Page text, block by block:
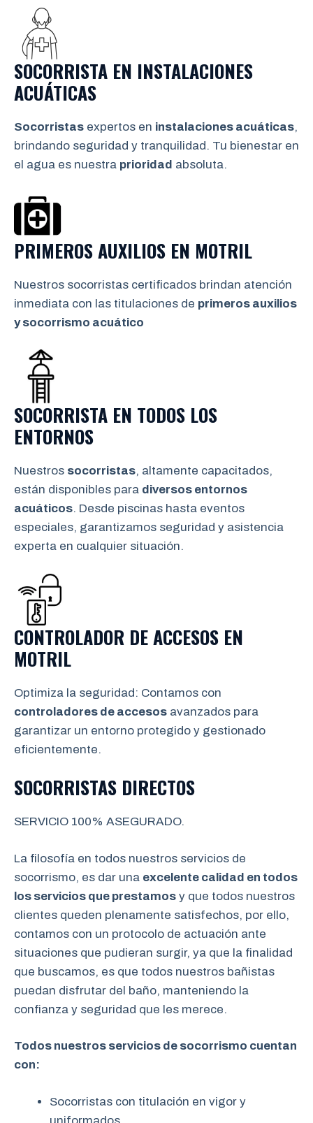
SOCORRISTA EN INSTALACIONES
ACUÁTICAS
Socorristas expertos en instalaciones acuáticas,
brindando seguridad y tranquilidad. Tu bienestar en
el agua es nuestra prioridad absoluta.
PRIMEROS AUXILIOS EN MOTRIL
Nuestros socorristas certificados brindan atención
inmediata con las titulaciones de primeros auxilios
y socorrismo acuático
SOCORRISTA EN TODOS LOS
ENTORNOS
Nuestros socorristas, altamente capacitados,
están disponibles para diversos entornos
acuáticos. Desde piscinas hasta eventos
especiales, garantizamos seguridad y asistencia
experta en cualquier situación.
CONTROLADOR DE ACCESOS EN
MOTRIL
Optimiza la seguridad: Contamos con
controladores de accesos avanzados para
garantizar un entorno protegido y gestionado
eficientemente.
SOCORRISTAS DIRECTOS
SERVICIO 100% ASEGURADO.
La filosofía en todos nuestros servicios de
socorrismo, es dar una excelente calidad en todos
los servicios que prestamos y que todos nuestros
clientes queden plenamente satisfechos, por ello,
contamos con un protocolo de actuación ante
situaciones que pudieran surgir, ya que la finalidad
que buscamos, es que todos nuestros bañistas
puedan disfrutar del baño, manteniendo la
confianza y seguridad que les merece.
Todos nuestros servicios de socorrismo cuentan
con:
Socorristas con titulación en vigor y
uniformados.